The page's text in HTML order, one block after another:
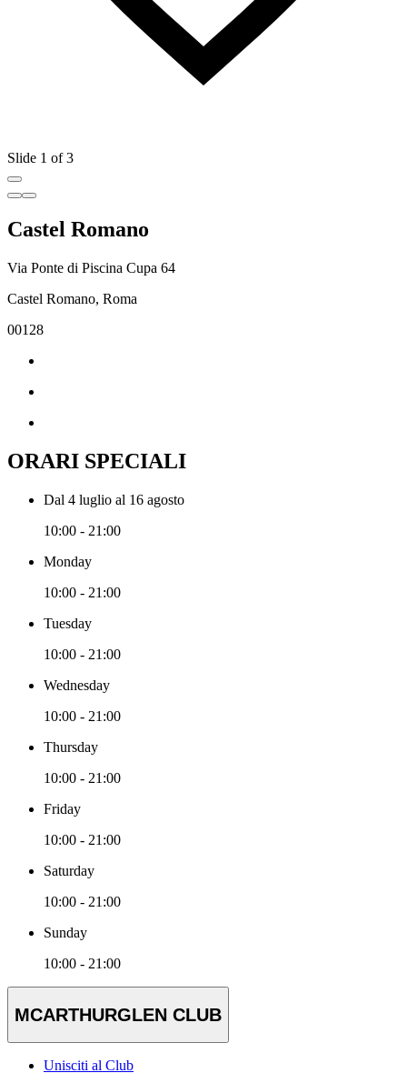
Slide 1 of 3
Castel Romano
Via Ponte di Piscina Cupa 64
Castel Romano, Roma
00128
ORARI SPECIALI
Dal 4 luglio al 16 agosto
10:00 - 21:00
Monday
10:00 - 21:00
Tuesday
10:00 - 21:00
Wednesday
10:00 - 21:00
Thursday
10:00 - 21:00
Friday
10:00 - 21:00
Saturday
10:00 - 21:00
Sunday
10:00 - 21:00
MCARTHURGLEN CLUB
Unisciti al Club